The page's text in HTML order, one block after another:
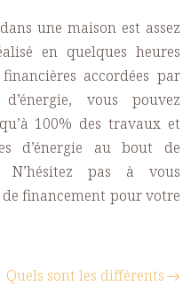
une maison est assez
en quelques heures
accordées par
vous pouvez
100% des travaux et
d’énergie au bout de
N’hésitez pas à vous
financement pour votre
Quels sont les différents